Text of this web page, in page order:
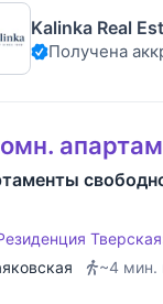
Kalinka Real
Получена
~4 мин.